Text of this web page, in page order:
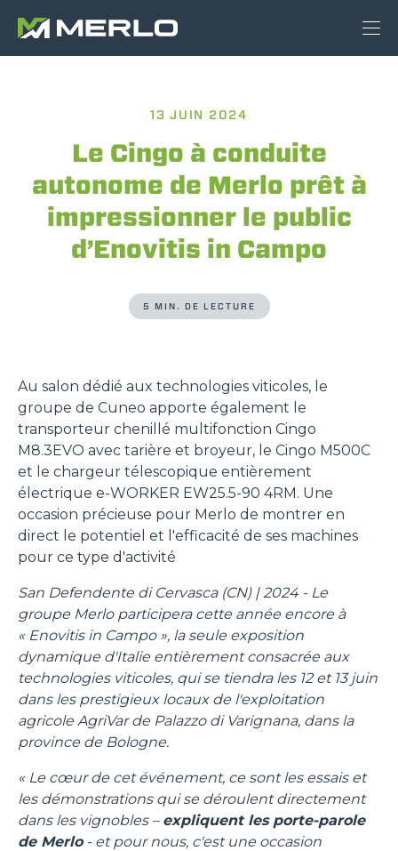
13 JUIN 2024
Le Cingo à conduite
autonome de Merlo prêt à
impressionner le public
d’Enovitis in Campo
5 MIN. DE LECTURE
Au salon dédié aux technologies viticoles, le
groupe de Cuneo apporte également le
transporteur chenillé multifonction Cingo
M8.3EVO avec tarière et broyeur, le Cingo M500C
et le chargeur télescopique entièrement
électrique e-WORKER EW25.5-90 4RM. Une
occasion précieuse pour Merlo de montrer en
direct le potentiel et l'efficacité de ses machines
pour ce type d'activité
San Defendente di Cervasca (CN) | 2024 - Le
groupe Merlo participera cette année encore à
« Enovitis in Campo », la seule exposition
dynamique d'Italie entièrement consacrée aux
technologies viticoles, qui se tiendra les 12 et 13 juin
dans les prestigieux locaux de l'exploitation
agricole AgriVar de Palazzo di Varignana, dans la
province de Bologne.
« Le cœur de cet événement, ce sont les essais et
les démonstrations qui se déroulent directement
dans les vignobles – expliquent les porte-parole
de Merlo- et pour nous, c'est une occasion